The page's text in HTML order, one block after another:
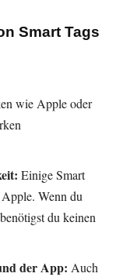
Smart Tags
wie Apple oder
Einige Smart
Wenn du
du keinen
der App: Auch